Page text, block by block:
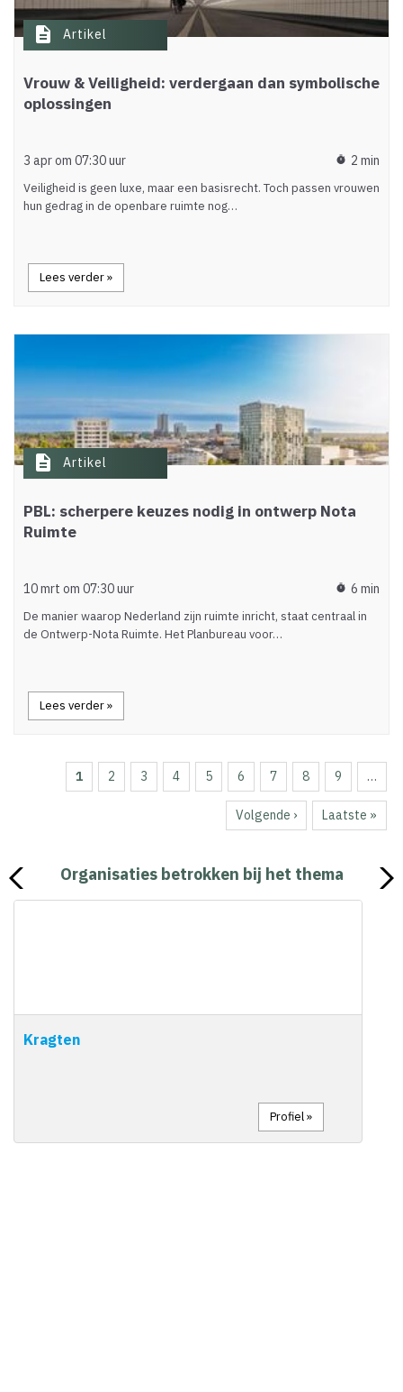
description Artikel
Vrouw & Veiligheid: verdergaan dan symbolische
oplossingen
3 apr om 07:30 uur timer 2 min
Veiligheid is geen luxe, maar een basisrecht. Toch passen vrouwen
hun gedrag in de openbare ruimte nog…
Lees verder »
description Artikel
PBL: scherpere keuzes nodig in ontwerp Nota
Ruimte
10 mrt om 07:30 uur timer 6 min
De manier waarop Nederland zijn ruimte inricht, staat centraal in
de Ontwerp-Nota Ruimte. Het Planbureau voor…
Lees verder »
PagineringHuidige
pagina
1 Page
2 Page
3 Page
4 Page
5 Page
6 Page
7 Page
8 Page
9 …
Volgende
pagina
Volgende ›
Laatste
pagina
Laatste »
Organisaties betrokken bij het thema
Kragten
Profiel »